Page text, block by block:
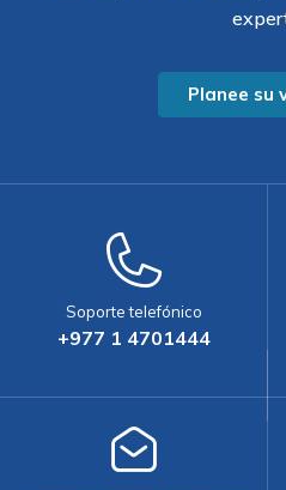
Planee su
Soporte telefónico
+977 1 4701444